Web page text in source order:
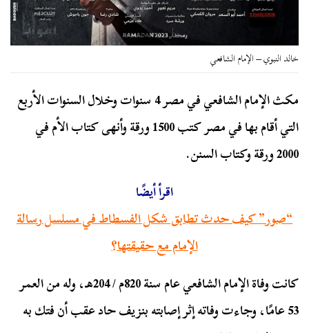
خالد النبوي – الإمام الشافعي
مكث الإمام الشافعي في مصر 4 سنوات وخلال السنوات الأربع
التي أقام بها في مصر كتب 1500 ورقة وأنهى كتاب الأم في
2000 ورقة وكتاب السنن.
اقرأ أيضًا
“صور” كيف حدث تطابق شكل الفسطاط في مسلسل رسالة
الإمام مع حقيقتها؟
كانت وفاة الإمام الشافعي عام سنة 820م / 204هـ، وله من العمر
53 عامًا، وجاءت وفاته إثر إصابته بنزيف حاد عقب أن فتك به